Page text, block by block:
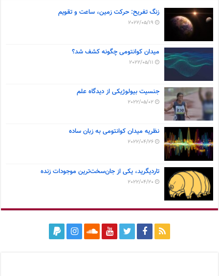
زنگ تفریح: حرکت زمین، ساعت و تقویم
2022/05/19
میدان کوانتومی چگونه کشف شد؟
2022/05/11
جنسیت بیولوژیکی از دیدگاه علم
2022/05/02
نظریه میدان کوانتومی به زبان ساده
2022/04/26
تاردیگرید، یکی از جان‌سخت‌ترین موجودات زنده
2022/04/20